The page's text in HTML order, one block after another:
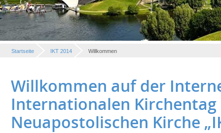
Startseite IKT 2014 Willkommen
Willkommen auf der
Internationalen Kirchentag
Neuapostolischen Kirche